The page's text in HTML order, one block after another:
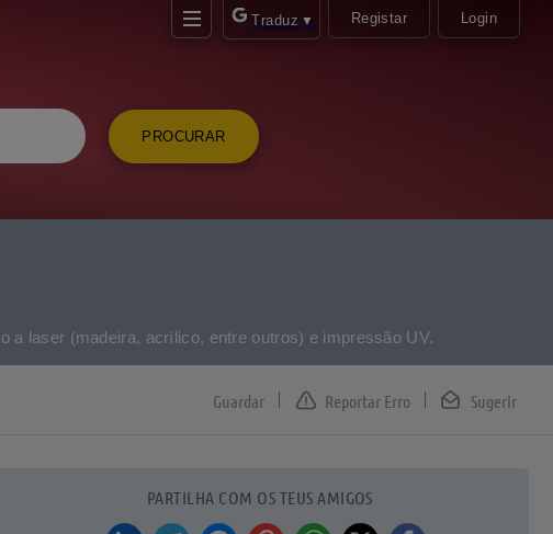
Traduz ▼ Registar Login
PROCURAR
a laser (madeira, acrílico, entre outros) e impressão UV.
Sugerir
Reportar Erro
PARTILHA COM OS TEUS AMIGOS